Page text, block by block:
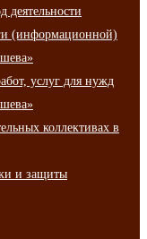
деятельности
(информационной)
услуг для нужд
коллективах в
и защиты